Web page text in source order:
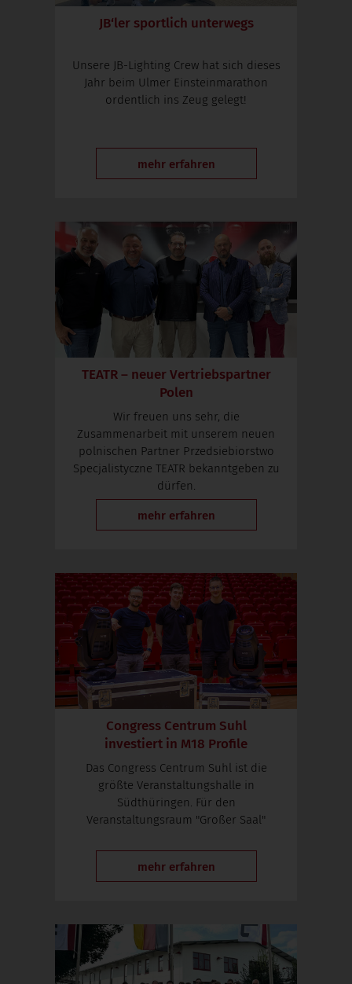
JB‘ler sportlich unterwegs
Unsere JB-Lighting Crew hat sich dieses
Jahr beim Ulmer Einsteinmarathon
ordentlich ins Zeug gelegt!
mehr erfahren
TEATR – neuer Vertriebspartner
Polen
Wir freuen uns sehr, die
Zusammenarbeit mit unserem neuen
polnischen Partner Przedsiebiorstwo
Specjalistyczne TEATR bekanntgeben zu
dürfen.
mehr erfahren
Congress Centrum Suhl
investiert in M18 Profile
Das Congress Centrum Suhl ist die
größte Veranstaltungshalle in
Südthüringen. Für den
Veranstaltungsraum "Großer Saal"
mehr erfahren